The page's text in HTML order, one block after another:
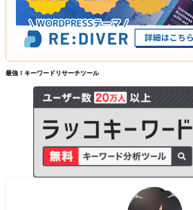
最強！キーワードリサーチツール